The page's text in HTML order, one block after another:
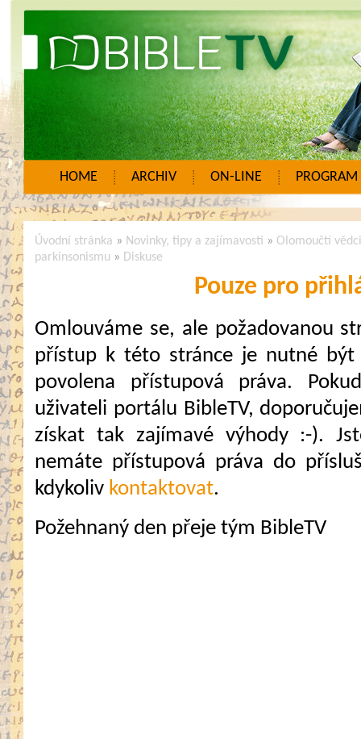
HOME ARCHIV ON-LINE PROGRAM
Úvodní stránka » Novinky, tipy a zajímavosti » Olomoučtí
parkinsonismu » Diskuse
Pouze pro
Omlouváme se, ale požadovanou
přístup k této stránce je nutné
povolena přístupová práva.
uživateli portálu BibleTV,
získat tak zajímavé výhody :-).
nemáte přístupová práva do
kdykoliv kontaktovat.
Požehnaný den přeje tým BibleTV